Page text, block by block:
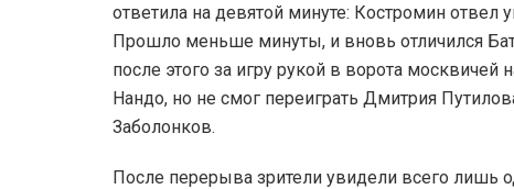
ответила на девятой минуте: Костромин отвел
Прошло меньше минуты, и вновь отличился
после этого за игру рукой в ворота
Нандо, но не смог переиграть Дмитрия
Заболонков.
После перерыва зрители увидели всего лишь